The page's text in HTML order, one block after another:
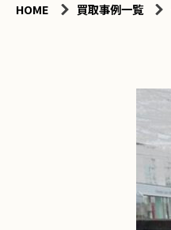
HOME 買取事例一覧